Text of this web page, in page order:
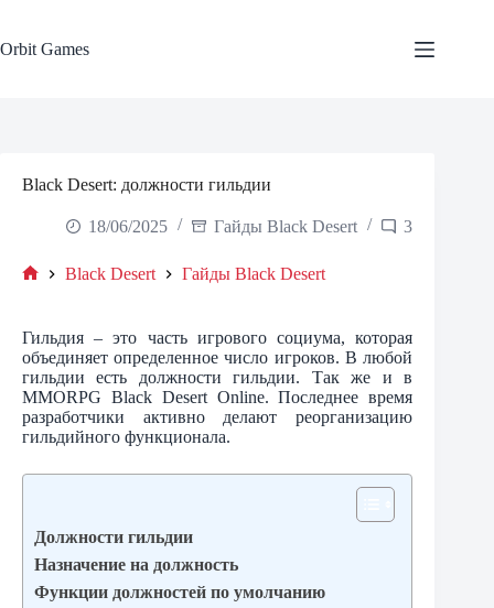
content
Orbit Games
Black Desert: должности гильдии
18/06/2025 Гайды Black Desert 3
Black Desert Гайды Black Desert
Гильдия – это часть игрового социума, которая
объединяет определенное число игроков. В любой
гильдии есть должности гильдии. Так же и в
MMORPG Black Desert Online. Последнее время
разработчики активно делают реорганизацию
гильдийного функционала.
Должности гильдии
Назначение на должность
Функции должностей по умолчанию